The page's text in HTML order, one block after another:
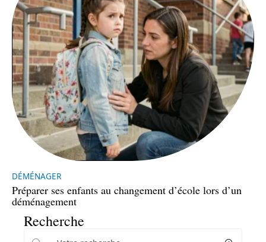
DÉMÉNAGER
Préparer ses enfants au changement d’école lors d’un
déménagement
Recherche